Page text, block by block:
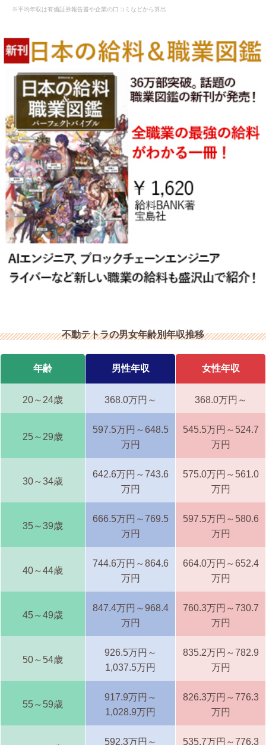
※平均年収は有価証券報告書や企業の口コミなどから算出
不動テトラの男女年齢別年収推移
年齢 男性年収 女性年収
20～24歳 368.0万円～ 368.0万円～
25～29歳
597.5万円～648.5
万円
545.5万円～524.7
万円
30～34歳
642.6万円～743.6
万円
575.0万円～561.0
万円
35～39歳
666.5万円～769.5
万円
597.5万円～580.6
万円
40～44歳
744.6万円～864.6
万円
664.0万円～652.4
万円
45～49歳
847.4万円～968.4
万円
760.3万円～730.7
万円
50～54歳
926.5万円～
1,037.5万円
835.2万円～782.9
万円
55～59歳
917.9万円～
1,028.9万円
826.3万円～776.3
万円
592.3万円～
535.7万円～776.3